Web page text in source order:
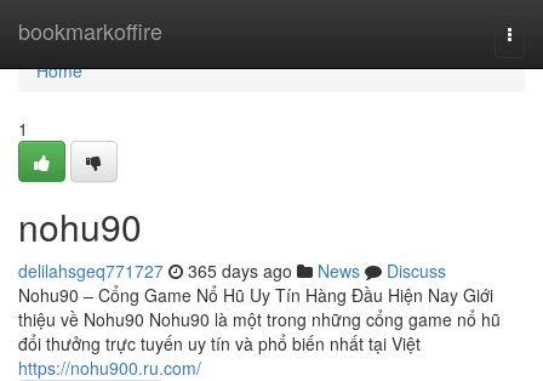
bookmarkoffire
Home
Home
1
nohu90
delilahsgeq771727 365 days ago News
Discuss
Nohu90 – Cổng Game Nổ Hũ Uy Tín Hàng Đầu Hiện Nay Giới
thiệu về Nohu90 Nohu90 là một trong những cổng game nổ hũ
đổi thưởng trực tuyến uy tín và phổ biến nhất tại Việt
https://nohu900.ru.com/